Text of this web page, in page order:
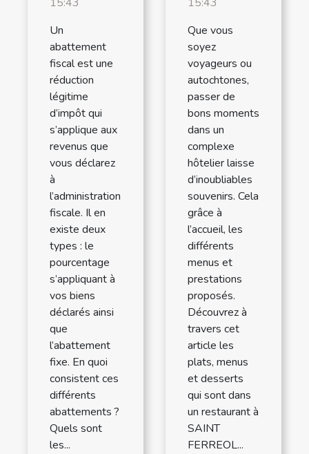
Un
abattement
fiscal est une
réduction
légitime
d’impôt qui
s’applique aux
revenus que
vous déclarez
à
l’administration
fiscale. Il en
existe deux
types : le
pourcentage
s’appliquant à
vos biens
déclarés ainsi
que
l’abattement
fixe. En quoi
consistent ces
différents
abattements ?
Quels sont
les...
Que vous
soyez
voyageurs ou
autochtones,
passer de
bons moments
dans un
complexe
hôtelier laisse
d’inoubliables
souvenirs. Cela
grâce à
l’accueil, les
différents
menus et
prestations
proposés.
Découvrez à
travers cet
article les
plats, menus
et desserts
qui sont dans
un restaurant à
SAINT
FERREOL...